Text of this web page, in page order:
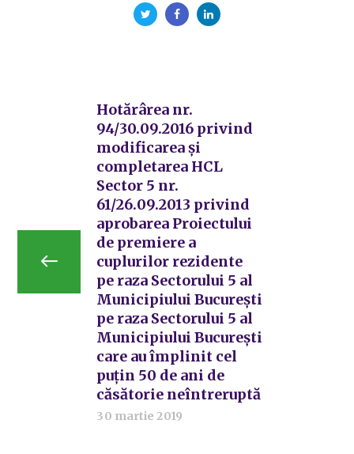
Hotărârea nr.
94/30.09.2016 privind
modificarea și
completarea HCL
Sector 5 nr.
61/26.09.2013 privind
aprobarea Proiectului
de premiere a
cuplurilor rezidente
pe raza Sectorului 5 al
Municipiului București
pe raza Sectorului 5 al
Municipiului București
care au împlinit cel
puțin 50 de ani de
căsătorie neîntreruptă
30 martie 2019